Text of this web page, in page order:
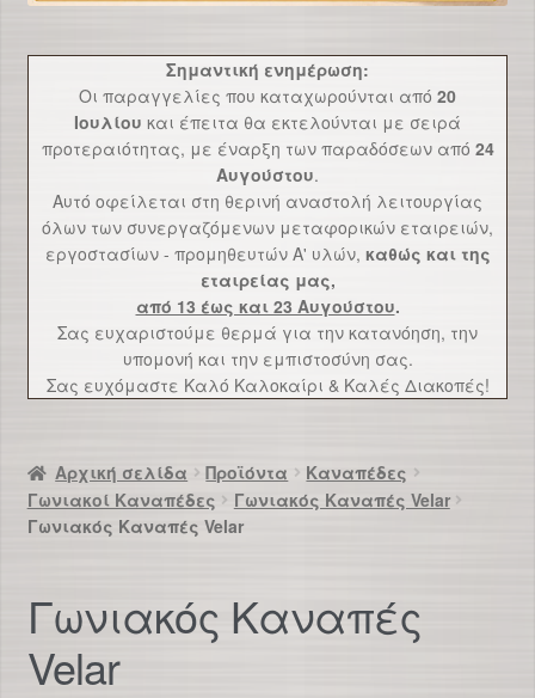
Επικοινωνία
Σημαντική ενημέρωση:
Οι παραγγελίες που καταχωρούνται από 20
Ιουλίου και έπειτα θα εκτελούνται με σειρά
προτεραιότητας, με έναρξη των παραδόσεων από 24
Αυγούστου.
Αυτό οφείλεται στη θερινή αναστολή λειτουργίας
όλων των συνεργαζόμενων μεταφορικών εταιρειών,
εργοστασίων - προμηθευτών Α' υλών, καθώς και της
εταιρείας μας,
από 13 έως και 23 Αυγούστου.
Σας ευχαριστούμε θερμά για την κατανόηση, την
υπομονή και την εμπιστοσύνη σας.
Σας ευχόμαστε Καλό Καλοκαίρι & Καλές Διακοπές!
Αρχική σελίδα Προϊόντα
Καναπέδες
Γωνιακοί Καναπέδες
Γωνιακός Καναπές Velar
Γωνιακός Καναπές Velar
Γωνιακός Καναπές
Velar